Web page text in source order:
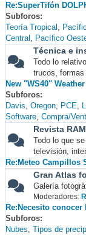
Re:SuperTifón
Subforos
Teoría Tropical
Central
Pacífico
Técnica e
Todo lo
trucos,
New "WS40"
Subforos
Davis Oregon PCE
Software Compra/
Revista
Todo lo que
televisión,
Re:Meteo Campillos
Gran Atlas
Galería
Moderadores:
Re:Necesito conocer
Subforos
Nubes Tipos de